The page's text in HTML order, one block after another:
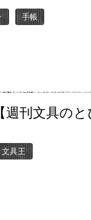
手帳
刊文具の
文具王